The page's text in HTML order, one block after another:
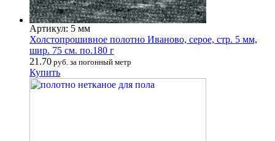
Артикул: 5 мм
Холстопрошивное полотно Иваново, серое, стр. 5 мм,
шир. 75 см. по.180 г
21.70 руб. за погонный метр
Купить